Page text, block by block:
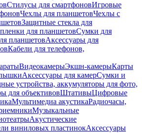
Стилусы для смартфоновИгровые
Чехлы для планшетовЧехлы с
Защитные стекла для
для планшетовСумки для
планшетовАксессуары для
Кабели для телефонов,
ВидеокамерыЭкшн-камерыКарты
Аксессуары для камерСумки и
устройства, аккумуляторы для фото,
для объективовШтативыЦифровые
Мультимедиа акустикаРадиочасы,
Музыкальные
Акустические
виниловых пластинокАксессуары